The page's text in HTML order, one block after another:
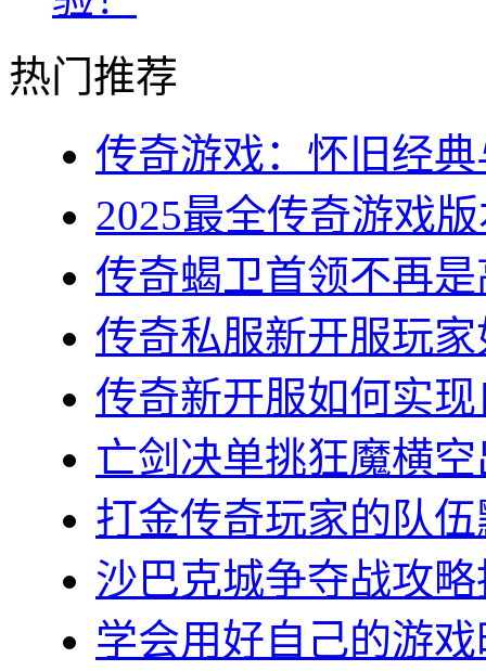
热门推荐
传奇游戏：怀旧经
2025最全传奇游戏
传奇蝎卫首领不再
传奇私服新开服玩
传奇新开服如何实
亡剑决单挑狂魔横
打金传奇玩家的队
沙巴克城争夺战攻
学会用好自己的游